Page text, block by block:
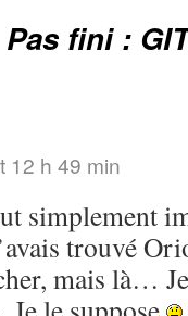
Pas fini :
12 h 49 min
simplement
trouvé
mais là…